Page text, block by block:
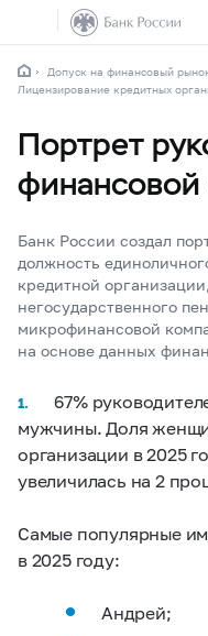
Допуск на финансовый
Лицензирование кредитных
Портрет
финансовой
Банк России создал
должность
кредитной
негосударственного
микрофинансовой
на основе данных
1.
67%
мужчины. Доля
организации в 2025
увеличилась на 2
Самые популярные
в 2025 году:
Андрей;